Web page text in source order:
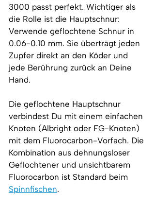
3000 passt perfekt. Wichtiger als
die Rolle ist die Hauptschnur:
Verwende geflochtene Schnur in
0.06-0.10 mm. Sie überträgt jeden
Zupfer direkt an den Köder und
jede Berührung zurück an Deine
Hand.
Die geflochtene Hauptschnur
verbindest Du mit einem einfachen
Knoten (Albright oder FG-Knoten)
mit dem Fluorocarbon-Vorfach. Die
Kombination aus dehnungsloser
Geflochtener und unsichtbarem
Fluorocarbon ist Standard beim
Spinnfischen.